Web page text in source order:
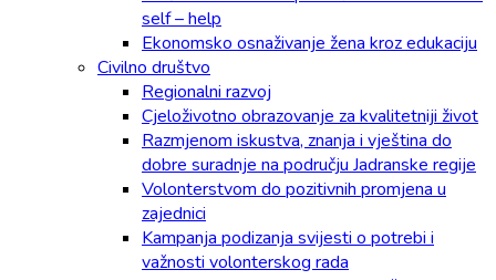
self – help
Ekonomsko osnaživanje žena kroz edukaciju
Civilno društvo
Regionalni razvoj
Cjeloživotno obrazovanje za kvalitetniji život
Razmjenom iskustva, znanja i vještina do
dobre suradnje na području Jadranske regije
Volonterstvom do pozitivnih promjena u
zajednici
Kampanja podizanja svijesti o potrebi i
važnosti volonterskog rada